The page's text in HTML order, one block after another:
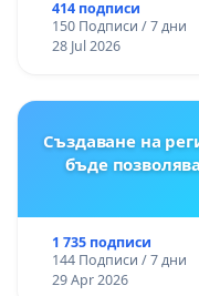
цялостна
„Тракия“ - гр.
414 подписи
150 Подписи / 7 дни
28 Jul 2026
Създаване на
бъде
1 735 подписи
144 Подписи / 7 дни
29 Apr 2026